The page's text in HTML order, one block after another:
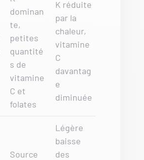
dominan
te,
petites
quantité
s de
vitamine
C et
folates
K réduite
par la
chaleur,
vitamine
C
davantag
e
diminuée
Source
Légère
baisse
des